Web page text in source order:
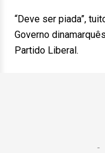
“Deve ser piada”,
Governo
Partido Liberal.